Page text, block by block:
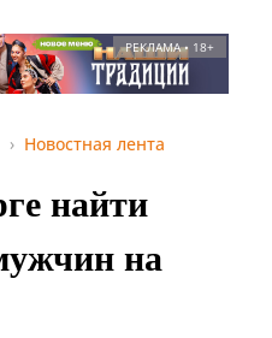
РЕКЛАМА • 18+
Новостная лента
найти
на